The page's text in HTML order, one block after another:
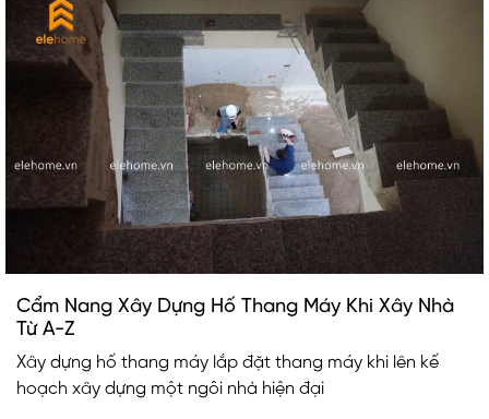
Cẩm Nang Xây Dựng Hố Thang Máy Khi Xây Nhà
Từ A-Z
Xây dựng hố thang máy lắp đặt thang máy khi lên kế
hoạch xây dựng một ngôi nhà hiện đại